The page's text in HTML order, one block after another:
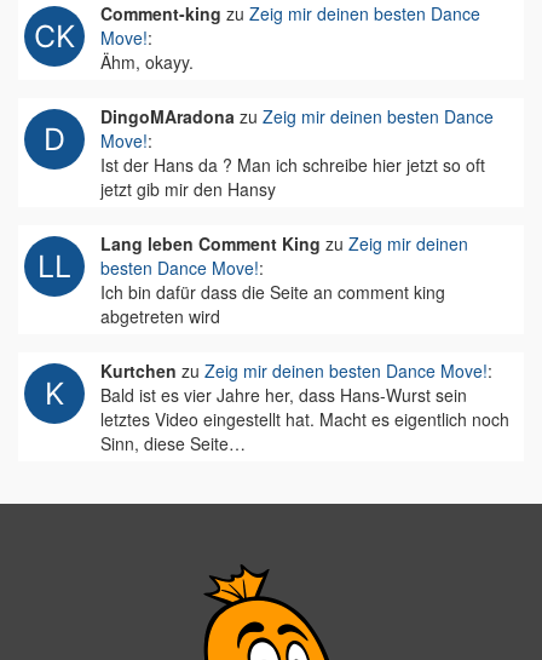
Comment-king zu Zeig mir deinen besten Dance
Move!:
Ähm, okayy.
DingoMAradona zu Zeig mir deinen besten Dance
Move!:
Ist der Hans da ? Man ich schreibe hier jetzt so oft
jetzt gib mir den Hansy
Lang leben Comment King zu Zeig mir deinen
besten Dance Move!:
Ich bin dafür dass die Seite an comment king
abgetreten wird
Kurtchen zu Zeig mir deinen besten Dance Move!:
Bald ist es vier Jahre her, dass Hans-Wurst sein
letztes Video eingestellt hat. Macht es eigentlich noch
Sinn, diese Seite…